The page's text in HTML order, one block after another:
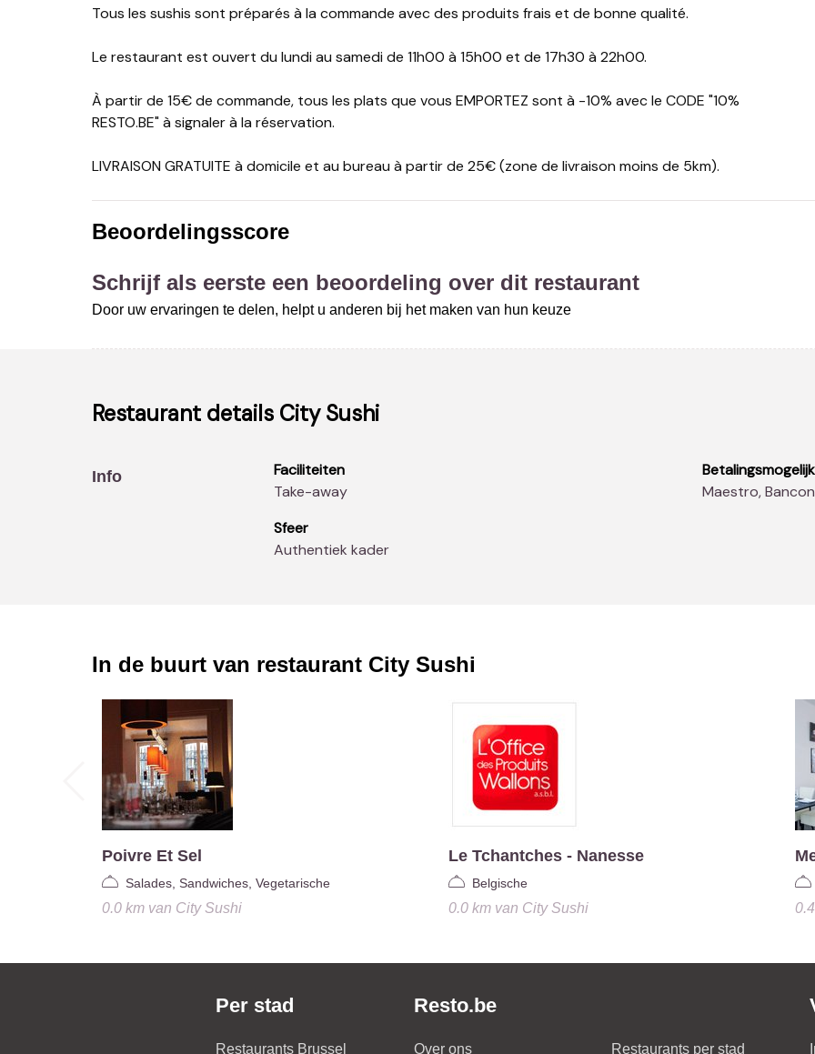
Tous les sushis sont préparés à la commande avec des produits frais et de bonne qualité.
Le restaurant est ouvert du lundi au samedi de 11h00 à 15h00 et de 17h30 à 22h00.
À partir de 15€ de commande, tous les plats que vous EMPORTEZ sont à -10% avec le CODE "10%
RESTO.BE" à signaler à la réservation.
LIVRAISON GRATUITE à domicile et au bureau à partir de 25€ (zone de livraison moins de 5km).
Beoordelingsscore
Schrijf als eerste een beoordeling over dit restaurant
Door uw ervaringen te delen, helpt u anderen bij het maken van hun keuze
Restaurant details City Sushi
Info
Faciliteiten
Take-away
Sfeer
Authentiek kader
Maestro,
In de buurt van restaurant City Sushi
Poivre Et Sel
Salades, Sandwiches, Vegetarische
0.0 kmvan City Sushi
Le Tchantches - Nanesse
Belgische
0.0 kmvan City Sushi
Per stad
Restaurants Brussel
Resto.be
Over ons Restaurants per stad